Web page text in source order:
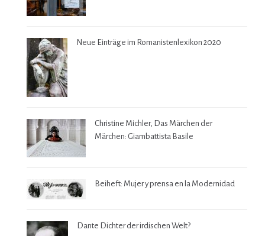
Neue Einträge im Romanistenlexikon 2020
Christine Michler, Das Märchen der
Märchen: Giambattista Basile
Beiheft: Mujer y prensa en la Modernidad
Dante Dichter der irdischen Welt?